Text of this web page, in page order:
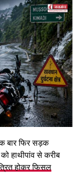
बार फिर सड़क
हाथीपांव से करीब
होकर फिसल